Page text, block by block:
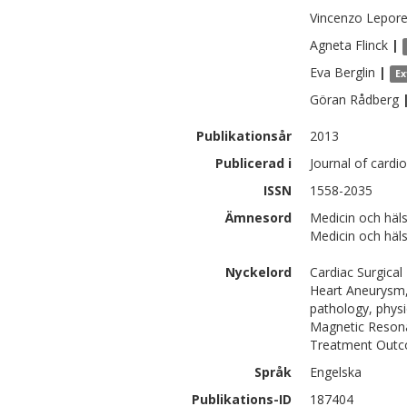
Vincenzo Lepore
Agneta Flinck |
Eva Berglin |
Göran Rådberg
Publikationsår
2013
Publicerad i
Journal of
ISSN
1558-2035
Ämnesord
Medicin och
Medicin och
Nyckelord
Cardiac
Heart
pathology,
Magnetic
Treatment
Språk
Engelska
Publikations-ID
187404